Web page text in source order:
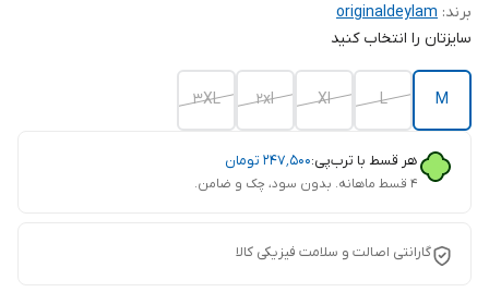
برند: originaldeylam
سایزتان را انتخاب کنید
M
L
Xl
2xl
3XL
هر قسط با ترب‌پی:۲۴۷٬۵۰۰ تومان
۴ قسط ماهانه. بدون سود، چک و ضامن.
گارانتی اصالت و سلامت فیزیکی کالا